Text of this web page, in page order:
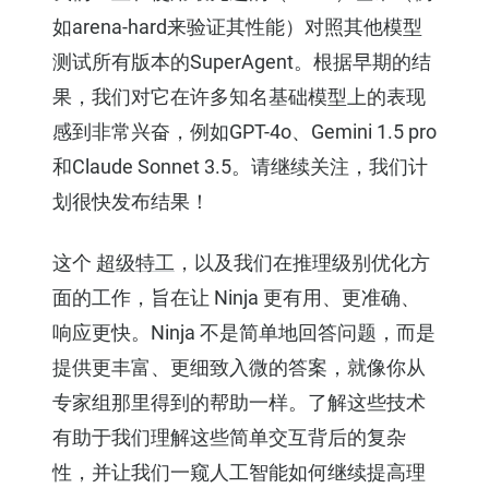
如arena-hard来验证其性能）对照其他模型
测试所有版本的SuperAgent。根据早期的结
果，我们对它在许多知名基础模型上的表现
感到非常兴奋，例如GPT-4o、Gemini 1.5 pro
和Claude Sonnet 3.5。请继续关注，我们计
划很快发布结果！
这个 超级特工 ，以及我们在推理级别优化方
面的工作，旨在让 Ninja 更有用、更准确、
响应更快。Ninja 不是简单地回答问题，而是
提供更丰富、更细致入微的答案，就像你从
专家组那里得到的帮助一样。了解这些技术
有助于我们理解这些简单交互背后的复杂
性，并让我们一窥人工智能如何继续提高理